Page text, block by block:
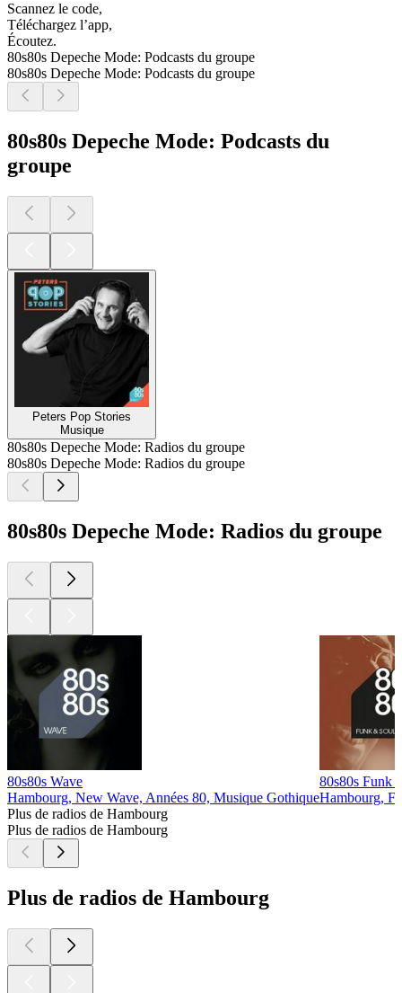
Scannez le code,
Téléchargez l’app,
Écoutez.
80s80s Depeche Mode: Podcasts du groupe
80s80s Depeche Mode: Podcasts du groupe
80s80s Depeche Mode: Podcasts du
groupe
Peters Pop Stories
Musique
80s80s Depeche Mode: Radios du groupe
80s80s Depeche Mode: Radios du groupe
80s80s Depeche Mode: Radios du groupe
80s80s Wave
Hambourg, New Wave, Années 80, Musique Gothique
80s80s Funk
Hambourg,
Plus de radios de Hambourg
Plus de radios de Hambourg
Plus de radios de Hambourg